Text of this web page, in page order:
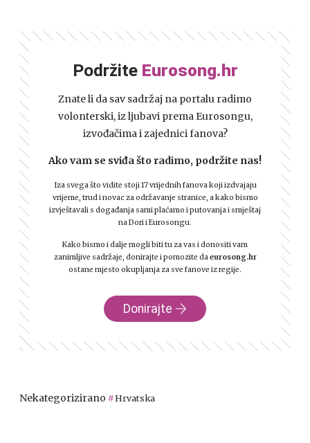
Podržite Eurosong.hr
Znate li da sav sadržaj na portalu radimo
volonterski, iz ljubavi prema Eurosongu,
izvođačima i zajednici fanova?
Ako vam se sviđa što radimo, podržite nas!
Iza svega što vidite stoji 17 vrijednih fanova koji izdvajaju
vrijeme, trud i novac za održavanje stranice, a kako bismo
izvještavali s događanja sami plaćamo i putovanja i smještaj
na Dori i Eurosongu.
Kako bismo i dalje mogli biti tu za vas i donositi vam
zanimljive sadržaje, donirajte i pomozite daeurosong.hr
ostane mjesto okupljanja za sve fanove iz regije.
Donirajte
Nekategorizirano Hrvatska